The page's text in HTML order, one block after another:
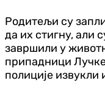
Родитељи су
да их стигну, али
завршили у
припадници
полиције извукли